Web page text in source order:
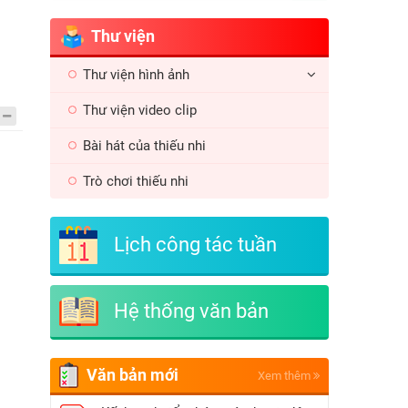
Thư viện
Thư viện hình ảnh
Thư viện video clip
Bài hát của thiếu nhi
Trò chơi thiếu nhi
Lịch công tác tuần
Hệ thống văn bản
Văn bản mới Xem thêm